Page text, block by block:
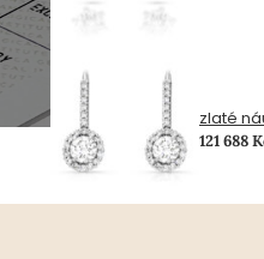
zlaté
121 688